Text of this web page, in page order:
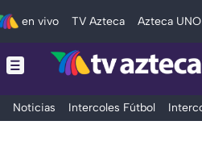
en vivo TV Azteca Azteca UNO
Noticias Intercoles Fútbol